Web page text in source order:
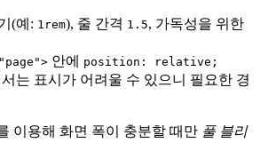
(예: 1rem), 줄 간격 1.5, 가독성을 위한
안에
position: relative;
는 표시가 어려울 수 있으니 필요한 경
이용해 화면 폭이 충분할 때만 풀 블리